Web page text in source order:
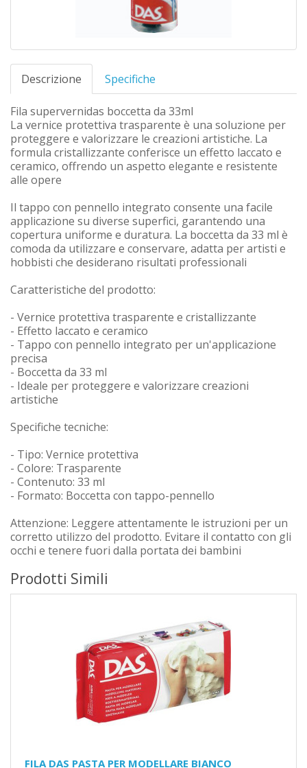
Descrizione Specifiche
Fila supervernidas boccetta da 33ml
La vernice protettiva trasparente è una soluzione per
proteggere e valorizzare le creazioni artistiche. La
formula cristallizzante conferisce un effetto laccato e
ceramico, offrendo un aspetto elegante e resistente
alle opere
Il tappo con pennello integrato consente una facile
applicazione su diverse superfici, garantendo una
copertura uniforme e duratura. La boccetta da 33 ml è
comoda da utilizzare e conservare, adatta per artisti e
hobbisti che desiderano risultati professionali
Caratteristiche del prodotto:
- Vernice protettiva trasparente e cristallizzante
- Effetto laccato e ceramico
- Tappo con pennello integrato per un'applicazione
precisa
- Boccetta da 33 ml
- Ideale per proteggere e valorizzare creazioni
artistiche
Specifiche tecniche:
- Tipo: Vernice protettiva
- Colore: Trasparente
- Contenuto: 33 ml
- Formato: Boccetta con tappo-pennello
Attenzione: Leggere attentamente le istruzioni per un
corretto utilizzo del prodotto. Evitare il contatto con gli
occhi e tenere fuori dalla portata dei bambini
Prodotti Simili
FILA DAS PASTA PER MODELLARE BIANCO